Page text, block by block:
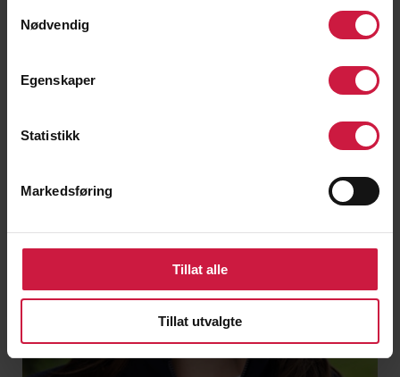
Nødvendig
Egenskaper
Statistikk
Markedsføring
Tillat alle
Tillat utvalgte
Pål Karlsen